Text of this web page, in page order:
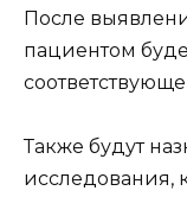
После
пациентом
Также будут
исследования,